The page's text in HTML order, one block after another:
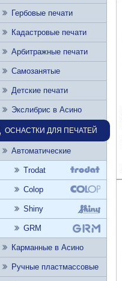
Гербовые печати
Кадастровые печати
Арбитражные печати
Самозанятые
Детские печати
Экслибрис в Асино
ОСНАСТКИ ДЛЯ ПЕЧАТЕЙ
Автоматические
Trodat
Colop
Shiny
GRM
Карманные в Асино
Ручные пластмассовые